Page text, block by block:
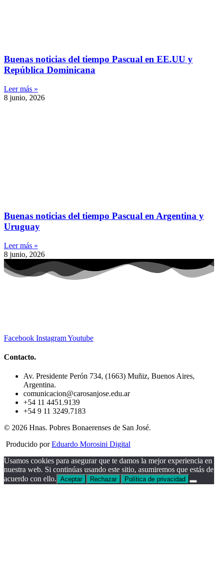
Buenas noticias del tiempo Pascual en EE.UU y
República Dominicana
Leer más »
8 junio, 2026
Buenas noticias del tiempo Pascual en Argentina y
Uruguay
Leer más »
8 junio, 2026
Facebook InstagramYoutube
Contacto.
Av. Presidente Perón 734, (1663) Muñiz, Buenos Aires,
Argentina.
comunicacion@carosanjose.edu.ar
+54 11 4451.9139
+54 9 11 3249.7183
© 2026 Hnas. Pobres Bonaerenses de San José.
Producido porEduardo Morosini Digital
Usamos cookies para asegurar que te damos la mejor experiencia en
nuestra web. Si continúas usando este sitio, asumiremos que estás de
acuerdo con ello. Aceptar Rechazar Política de privacidad